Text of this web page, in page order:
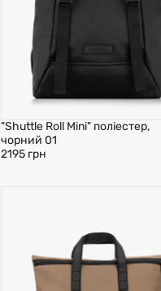
"Shuttle Roll Mini" поліестер,
чорний 01
2195 грн